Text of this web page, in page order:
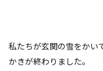
私たちが玄関の雪をかい
かきが終わりました。